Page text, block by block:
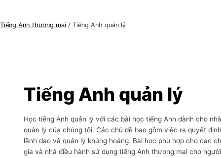
Tiếng Anh thương mại / Tiếng Anh quản lý
Tiếng Anh quản lý
Học tiếng Anh quản lý với các bài học tiếng Anh dành cho
quản lý của chúng tôi. Các chủ đề bao gồm việc ra quyết
lãnh đạo và quản lý khủng hoảng. Bài học phù hợp cho các
gia và nhà điều hành sử dụng tiếng Anh thương mại cho người